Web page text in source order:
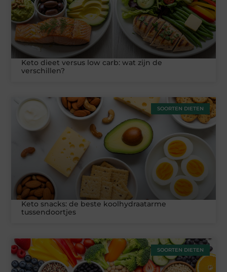
Keto dieet versus low carb: wat zijn de
verschillen?
SOORTEN DIETEN
Keto snacks: de beste koolhydraatarme
tussendoortjes
SOORTEN DIETEN